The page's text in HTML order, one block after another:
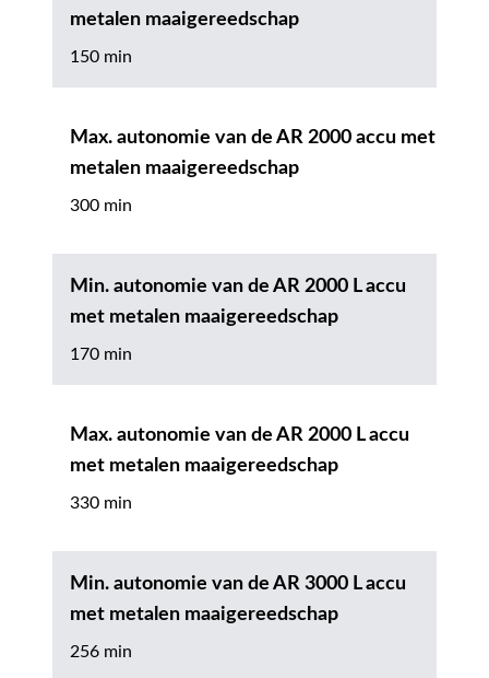
metalen maaigereedschap
150 min
Max. autonomie van de AR 2000 accu met
metalen maaigereedschap
300 min
Min. autonomie van de AR 2000 L accu
met metalen maaigereedschap
170 min
Max. autonomie van de AR 2000 L accu
met metalen maaigereedschap
330 min
Min. autonomie van de AR 3000 L accu
met metalen maaigereedschap
256 min